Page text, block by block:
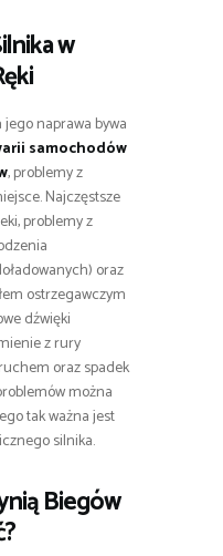
w
naprawa bywa
samochodów
, problemy z
Najczęstsze
problemy z
oraz
ostrzegawczym
dźwięki
z rury
oraz spadek
można
tak ważna jest
silnika.
Biegów